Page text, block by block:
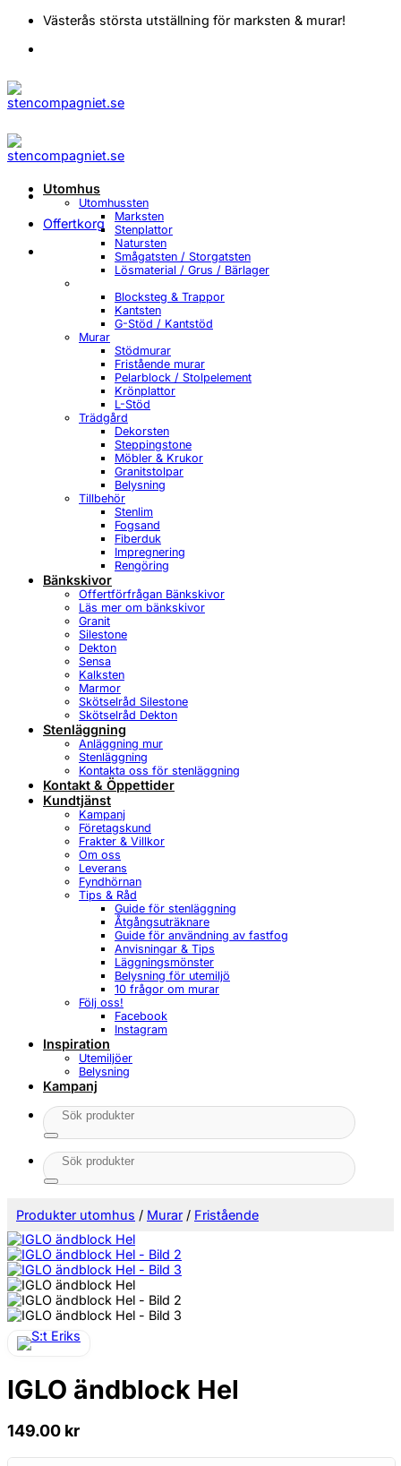
Skip
content
Västerås största utställning för marksten & murar!
Offertkorg
Utomhus
Utomhussten
Marksten
Stenplattor
Natursten
Smågatsten / Storgatsten
Lösmaterial / Grus / Bärlager
Blocksteg & Trappor
Kantsten
G-Stöd / Kantstöd
Murar
Stödmurar
Fristående murar
Pelarblock / Stolpelement
Krönplattor
L-Stöd
Trädgård
Dekorsten
Steppingstone
Möbler & Krukor
Granitstolpar
Belysning
Tillbehör
Stenlim
Fogsand
Fiberduk
Impregnering
Rengöring
Bänkskivor
Offertförfrågan Bänkskivor
Läs mer om bänkskivor
Granit
Silestone
Dekton
Sensa
Kalksten
Marmor
Skötselråd Silestone
Skötselråd Dekton
Stenläggning
Anläggning mur
Stenläggning
Kontakta oss för stenläggning
Kontakt & Öppettider
Kundtjänst
Kampanj
Företagskund
Frakter & Villkor
Om oss
Leverans
Fyndhörnan
Tips & Råd
Guide för stenläggning
Åtgångsuträknare
Guide för användning av fastfog
Anvisningar & Tips
Läggningsmönster
Belysning för utemiljö
10 frågor om murar
Följ oss!
Facebook
Instagram
Inspiration
Utemiljöer
Belysning
Kampanj
Sök
efter:
Sök
efter:
Produkter utomhus / Murar / Fristående
IGLO ändblock Hel
149.00 kr